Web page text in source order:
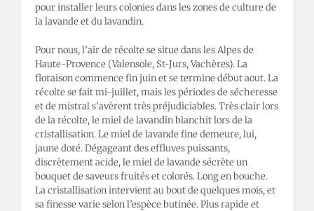
pour installer leurs colonies dans les zones de culture de
la lavande et du lavandin.
Pour nous, l’air de récolte se situe dans les Alpes de
Haute-Provence (Valensole, St-Jurs, Vachères). La
floraison commence fin juin et se termine début aout. La
récolte se fait mi-juillet, mais les périodes de sécheresse
et de mistral s’avèrent très préjudiciables. Très clair lors
de la récolte, le miel de lavandin blanchit lors de la
cristallisation. Le miel de lavande fine demeure, lui,
jaune doré. Dégageant des effluves puissants,
discrètement acide, le miel de lavande sécrète un
bouquet de saveurs fruités et colorés. Long en bouche.
La cristallisation intervient au bout de quelques mois, et
sa finesse varie selon l’espèce butinée. Plus rapide et